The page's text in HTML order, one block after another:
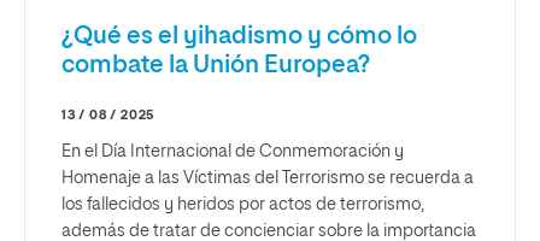
¿Qué es el yihadismo y cómo lo
combate la Unión Europea?
13 / 08 / 2025
En el Día Internacional de Conmemoración y
Homenaje a las Víctimas del Terrorismo se recuerda a
los fallecidos y heridos por actos de terrorismo,
además de tratar de concienciar sobre la importancia